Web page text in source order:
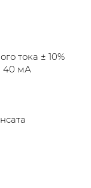
тока ± 10%
40 мА